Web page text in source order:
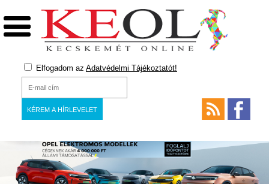
Elfogadom az Adatvédelmi Tájékoztatót!